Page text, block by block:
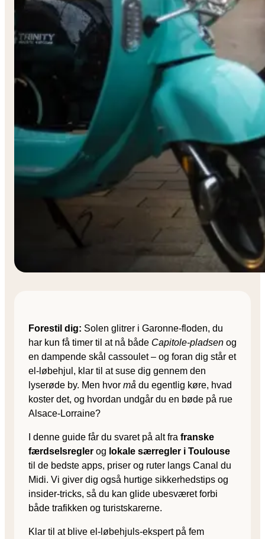
Forestil dig: Solen glitrer i Garonne-floden, du
har kun få timer til at nå både Capitole-pladsen og
en dampende skål cassoulet – og foran dig står et
el-løbehjul, klar til at suse dig gennem den
lyserøde by. Men hvor må du egentlig køre, hvad
koster det, og hvordan undgår du en bøde på rue
Alsace-Lorraine?
I denne guide får du svaret på alt fra franske
færdselsregler og lokale særregler i Toulouse
til de bedste apps, priser og ruter langs Canal du
Midi. Vi giver dig også hurtige sikkerhedstips og
insider-tricks, så du kan glide ubesværet forbi
både trafikken og turistskarerne.
Klar til at blive el-løbehjuls-ekspert på fem